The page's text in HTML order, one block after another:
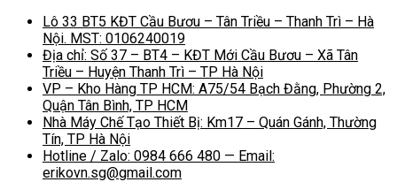
Lô 33 BT5 KĐT Cầu Bươu – Tân Triều – Thanh Trì – Hà
Nội. MST: 0106240019
Địa chỉ: Số 37 – BT4 – KĐT Mới Cầu Bươu – Xã Tân
Triều – Huyện Thanh Trì – TP Hà Nội
VP – Kho Hàng TP HCM: A75/54 Bạch Đằng, Phường 2,
Quận Tân Bình, TP HCM
Nhà Máy Chế Tạo Thiết Bị: Km17 – Quán Gánh, Thường
Tín, TP Hà Nội
Hotline / Zalo: 0984 666 480 — Email:
erikovn.sg@gmail.com